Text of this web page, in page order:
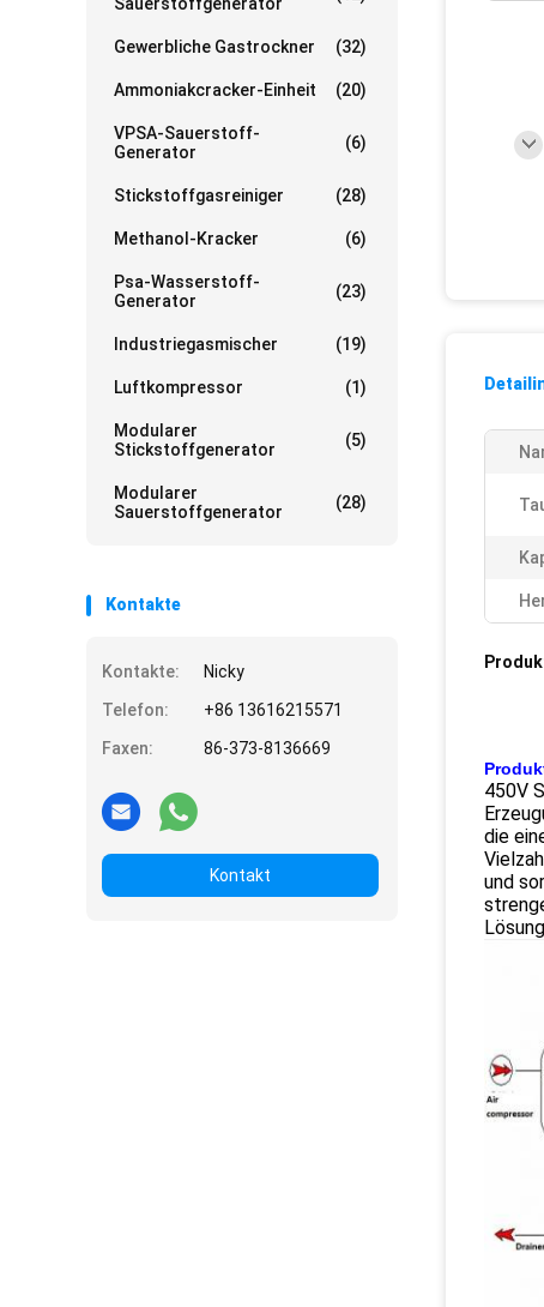
Gewerbliche Gastrockner (32)
Ammoniakcracker-Einheit (20)
VPSA-Sauerstoff-
Generator
(6)
Stickstoffgasreiniger (28)
Methanol-Kracker (6)
Psa-Wasserstoff-
Generator
(23)
Industriegasmischer (19)
Luftkompressor (1)
Modularer
Stickstoffgenerator
(5)
Modularer
Sauerstoffgenerator
(28)
Kontakte
Kontakte:
Nicky
Telefon:
+86 13616215571
Faxen:
86-373-8136669
Kontakt
450V
die
und